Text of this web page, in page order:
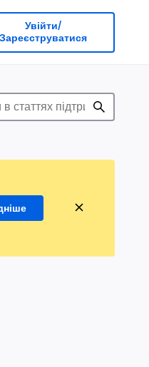
Увійти/
Зареєструватися